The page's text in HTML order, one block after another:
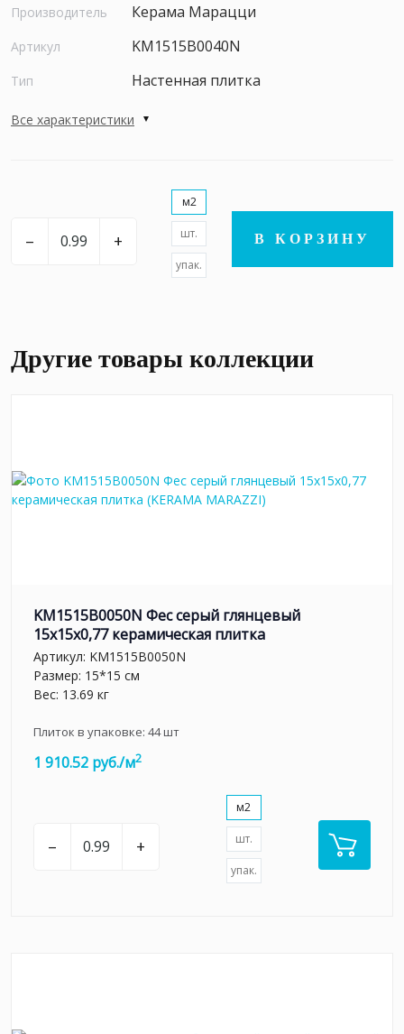
Производитель Керама Марацци
Артикул KM1515B0040N
Тип Настенная плитка
Все характеристики
– +
м2
шт.
упак.
В КОРЗИНУ
Другие товары коллекции
KM1515B0050N Фес серый глянцевый
15x15x0,77 керамическая плитка
Артикул: KM1515B0050N
Размер: 15*15 см
Вес: 13.69 кг
Плиток в упаковке: 44шт
1 910.52 руб./м2
– +
м2
шт.
упак.